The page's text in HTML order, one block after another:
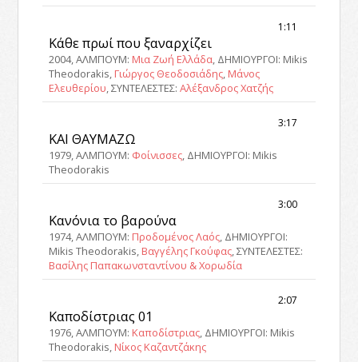
1:11
Κάθε πρωί που ξαναρχίζει
2004, ΑΛΜΠΟΥΜ: Μια Ζωή Ελλάδα, ΔΗΜΙΟΥΡΓΟΙ: Mikis
Theodorakis, Γιώργος Θεοδοσιάδης, Μάνος
Ελευθερίου, ΣΥΝΤΕΛΕΣΤΕΣ:Αλέξανδρος Χατζής
3:17
ΚΑΙ ΘΑΥΜΑΖΩ
1979, ΑΛΜΠΟΥΜ: Φοίνισσες, ΔΗΜΙΟΥΡΓΟΙ: Mikis
Theodorakis
3:00
Κανόνια το βαρούνα
1974, ΑΛΜΠΟΥΜ: Προδομένος Λαός, ΔΗΜΙΟΥΡΓΟΙ:
Mikis Theodorakis, Βαγγέλης Γκούφας, ΣΥΝΤΕΛΕΣΤΕΣ:
Βασίλης Παπακωνσταντίνου & Χορωδία
2:07
Καποδίστριας 01
1976, ΑΛΜΠΟΥΜ: Καποδίστριας, ΔΗΜΙΟΥΡΓΟΙ: Mikis
Theodorakis, Νίκος Καζαντζάκης